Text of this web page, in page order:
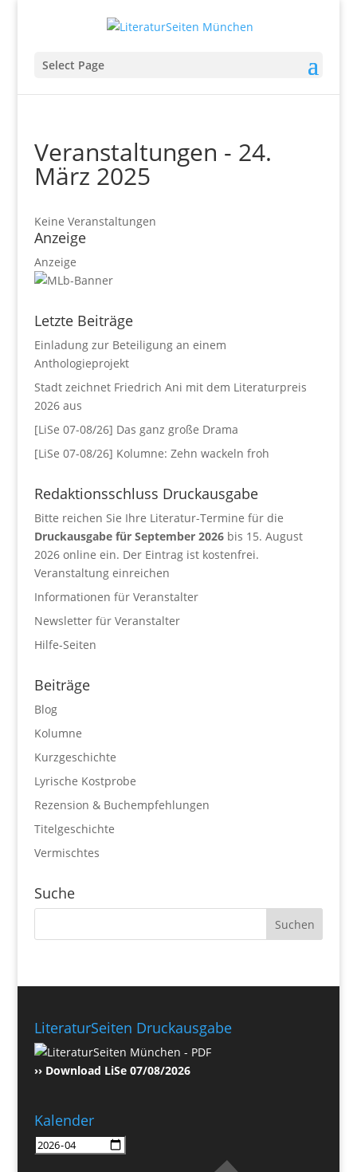
Select Page
Veranstaltungen - 24.
März 2025
Keine Veranstaltungen
Anzeige
Anzeige
Letzte Beiträge
Einladung zur Beteiligung an einem
Anthologieprojekt
Stadt zeichnet Friedrich Ani mit dem Literaturpreis
2026 aus
[LiSe 07-08/26] Das ganz große Drama
[LiSe 07-08/26] Kolumne: Zehn wackeln froh
Redaktionsschluss Druckausgabe
Bitte reichen Sie Ihre Literatur-Termine für die
Druckausgabe für September 2026bis 15. August
2026 online ein. Der Eintrag ist kostenfrei.
Veranstaltung einreichen
Informationen für Veranstalter
Newsletter für Veranstalter
Hilfe-Seiten
Beiträge
Blog
Kolumne
Kurzgeschichte
Lyrische Kostprobe
Rezension & Buchempfehlungen
Titelgeschichte
Vermischtes
Suche
LiteraturSeiten Druckausgabe
›› Download LiSe 07/08/2026
Kalender